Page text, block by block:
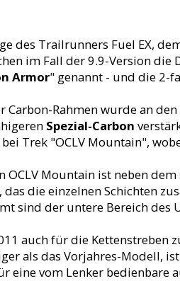
des Trailrunners Fuel EX,
im Fall der 9.9-Version die
Armor" genannt - und die 2-
Rahmen wurde an den
Spezial-Carbon
Trek "OCLV Mountain",
Mountain ist neben
die einzelnen Schichten
sind der untere Bereich
auch für die Kettenstreben
als das Vorjahres-Modell,
eine vom Lenker bedienbare